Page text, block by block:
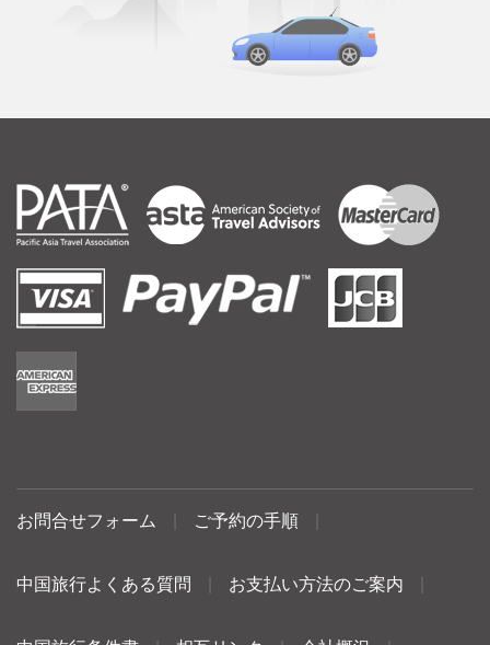
お問合せフォーム ご予約の手順
中国旅行よくある質問 お支払い方法のご案内